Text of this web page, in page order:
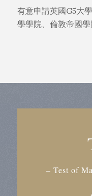
有意申請英國G5大
學學院、倫敦帝國
– Test of